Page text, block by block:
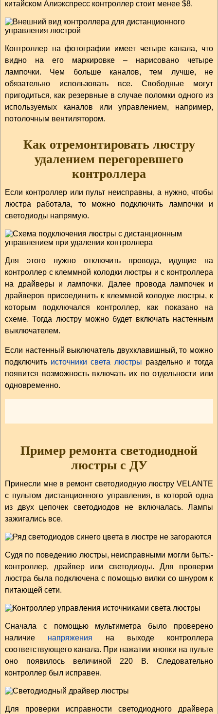
китайском Алиэкспресс контроллер стоит менее $8.
Контроллер на фотографии имеет четыре канала, что
видно на его маркировке – нарисовано четыре
лампочки. Чем больше каналов, тем лучше, не
обязательно использовать все. Свободные могут
пригодиться, как резервные в случае поломки одного из
используемых каналов или управлением, например,
потолочным вентилятором.
Как отремонтировать люстру
удалением перегоревшего
контроллера
Если контроллер или пульт неисправны, а нужно, чтобы
люстра работала, то можно подключить лампочки и
светодиоды напрямую.
Для этого нужно отключить провода, идущие на
контроллер с клеммной колодки люстры и с контроллера
на драйверы и лампочки. Далее провода лампочек и
драйверов присоединить к клеммной колодке люстры, к
которым подключался контроллер, как показано на
схеме. Тогда люстру можно будет включать настенным
выключателем.
Если настенный выключатель двухклавишный, то можно
подключить источники света люстры раздельно и тогда
появится возможность включать их по отдельности или
одновременно.
Пример ремонта светодиодной
люстры с ДУ
Принесли мне в ремонт светодиодную люстру VELANTE
с пультом дистанционного управления, в которой одна
из двух цепочек светодиодов не включалась. Лампы
зажигались все.
Судя по поведению люстры, неисправными могли быть:-
контроллер, драйвер или светодиоды. Для проверки
люстра была подключена с помощью вилки со шнуром к
питающей сети.
Сначала с помощью мультиметра было проверено
наличие напряжения на выходе контроллера
соответствующего канала. При нажатии кнопки на пульте
оно появилось величиной 220 В. Следовательно
контроллер был исправен.
Для проверки исправности светодиодного драйвера